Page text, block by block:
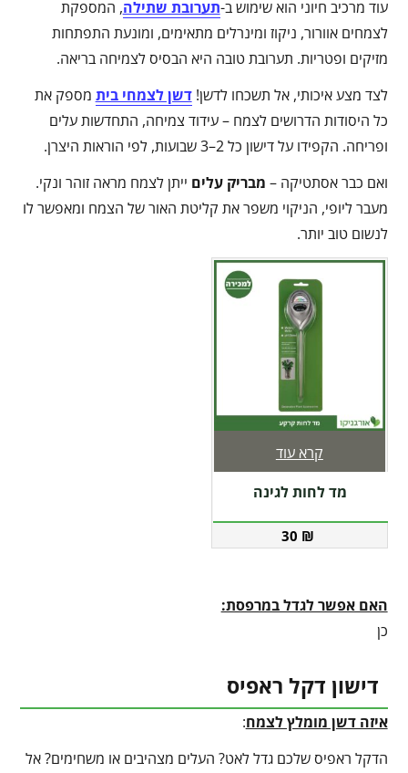
עוד מרכיב חיוני הוא שימוש ב-תערובת שתילה, המספקת
לצמחים אוורור, ניקוז ומינרלים מתאימים, ומונעת התפתחות
מזיקים ופטריות. תערובת טובה היא הבסיס לצמיחה בריאה.
לצד מצע איכותי, אל תשכחו לדשן!דשן לצמחי בית מספק את
כל היסודות הדרושים לצמח – עידוד צמיחה, התחדשות עלים
ופריחה. הקפידו על דישון כל 2–3 שבועות, לפי הוראות היצרן.
ואם כבר אסתטיקה – מבריק עלים ייתן לצמח מראה זוהר ונקי.
מעבר ליופי, הניקוי משפר את קליטת האור של הצמח ומאפשר לו
לנשום טוב יותר.
מד לחות לגינה
30 ₪
קרא עוד
האם אפשר לגדל במרפסת:
כן
דישון דקל ראפיס
איזה דשן מומלץ לצמח:
הדקל ראפיס שלכם גדל לאט? העלים מצהיבים או משחימים? אל